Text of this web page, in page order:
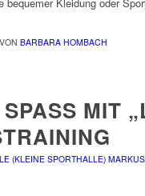
VON BARBARA HOMBACH
MIT
(KLEINE SPORTHALLE)